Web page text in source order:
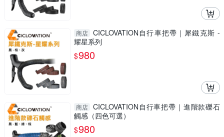
商店 CICLOVATION自行車把帶｜犀鐵克斯 -
耀星系列
$980
商店 CICLOVATION自行車把帶｜進階款礫石
觸感（四色可選）
$980